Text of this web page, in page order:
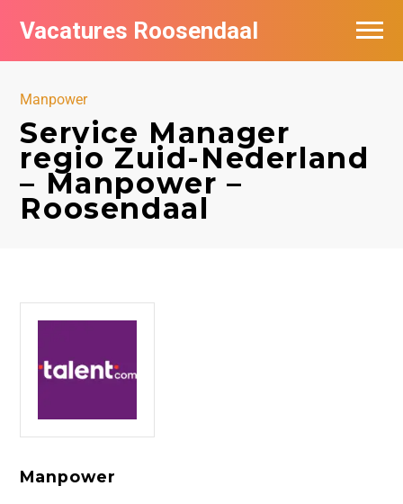
Vacatures Roosendaal
Manpower
Service Manager
regio Zuid-Nederland
– Manpower –
Roosendaal
Manpower
Vacatures bij bedrijven
De populairste vacatures in Roosendaal